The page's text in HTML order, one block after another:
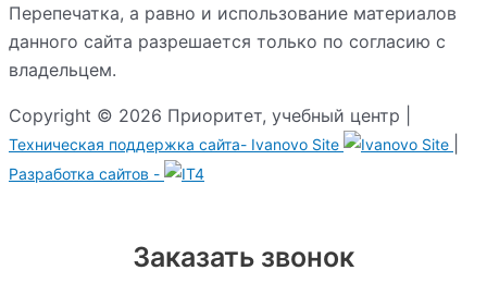
Перепечатка, а равно и использование материалов
данного сайта разрешается только по согласию с
владельцем.
Copyright © 2026 Приоритет, учебный центр |
Техническая поддержка сайта- Ivanovo Site
Разработка сайтов -
Заказать звонок